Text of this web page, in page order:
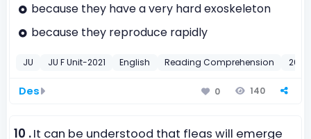
because they have a very hard exoskeleton
because they reproduce rapidly
JU JU F Unit-2021 English Reading Comprehension 2021
Des 0 140
10 .It can be understood that fleas will emerge